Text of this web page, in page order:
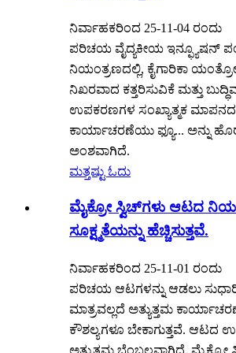
ನಿರ್ವಾಹಕರಿಂದ 25-11-04 ರಂದು
ಪರಿಚಯ ವೈದ್ಯಕೀಯ ಇನ್ಫ್ಯೂಷನ್
ನಿಯಂತ್ರಣದಲ್ಲಿ, ಕೈಗಾರಿಕಾ
ನಿಖರವಾದ ಕತ್ತರಿಸುವಿಕೆ ಮತ್ತು
ಉಪಕರಣಗಳ ಸಂಖ್ಯಾತ್ಮಕ
ಕಾರ್ಯಾಚರಣೆಯು ಫ್ಯೂ... ಅನ್ನು
ಅಂಶವಾಗಿದೆ.
ಮತ್ತಷ್ಟು ಓದು
ಮೈಕ್ರೋ ಸ್ವಿಚ್‌ಗಳು ಆಟದ
ಸೂಕ್ಷ್ಮತೆಯನ್ನು ಹೆಚ್ಚಿಸುತ್ತವೆ.
ನಿರ್ವಾಹಕರಿಂದ 25-11-01 ರಂದು
ಪರಿಚಯ ಆಟಗಳನ್ನು ಆಡಲು
ಮಾತ್ರವಲ್ಲದೆ ಅತ್ಯುತ್ತಮ
ಕೌಶಲ್ಯಗಳೂ ಬೇಕಾಗುತ್ತವೆ. ಆಟದ